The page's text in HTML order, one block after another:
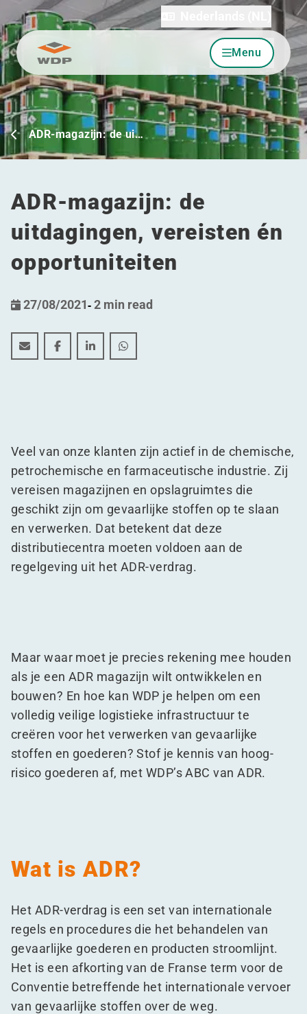
Ga naar inhoud Menu
ADR-magazijn: de ui…
ADR-magazijn: de
uitdagingen, vereisten én
opportuniteiten
27/08/2021-2 min read
ADR-magazijn: de uitdagingen, vereisten én
ADR-magazijn: de uitdagingen, vereisten én
ADR-magazijn: de uitdagingen,
ADR-magazijn: de uitdagingen,
Veel van onze klanten zijn actief in de chemische,
petrochemische en farmaceutische industrie. Zij
vereisen magazijnen en opslagruimtes die
geschikt zijn om gevaarlijke stoffen op te slaan
en verwerken. Dat betekent dat deze
distributiecentra moeten voldoen aan de
regelgeving uit het ADR-verdrag.
Maar waar moet je precies rekening mee houden
als je een ADR magazijn wilt ontwikkelen en
bouwen? En hoe kan WDP je helpen om een
volledig veilige logistieke infrastructuur te
creëren voor het verwerken van gevaarlijke
stoffen en goederen? Stof je kennis van hoog-
risico goederen af, met WDP’s ABC van ADR.
Wat is ADR?
Het ADR-verdrag is een set van internationale
regels en procedures die het behandelen van
gevaarlijke goederen en producten stroomlijnt.
Het is een afkorting van de Franse term voor de
Conventie betreffende het internationale vervoer
van gevaarlijke stoffen over de weg.